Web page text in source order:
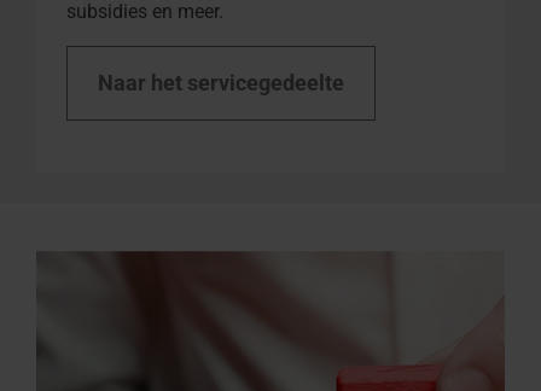
subsidies en meer.
Naar het servicegedeelte